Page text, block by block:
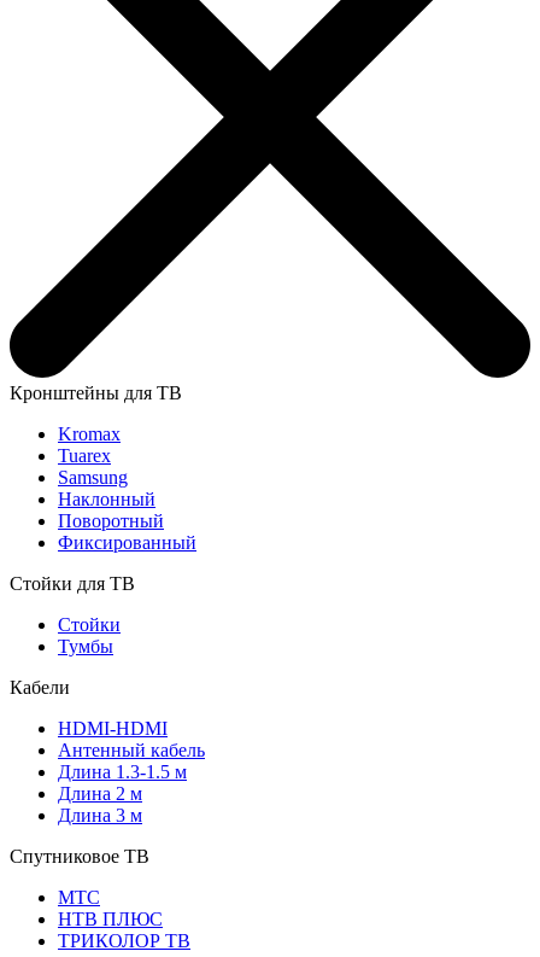
Кронштейны для ТВ
Kromax
Tuarex
Samsung
Наклонный
Поворотный
Фиксированный
Стойки для ТВ
Стойки
Тумбы
Кабели
HDMI-HDMI
Антенный кабель
Длина 1.3-1.5 м
Длина 2 м
Длина 3 м
Спутниковое ТВ
МТС
НТВ ПЛЮС
ТРИКОЛОР ТВ